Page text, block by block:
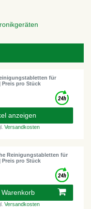
für
Preis pro Stück
anzeigen
Versandkosten
Reinigungstabletten für
Preis pro Stück
Versandkosten